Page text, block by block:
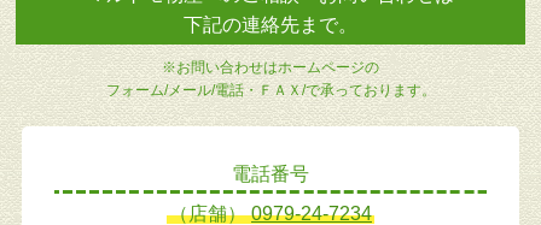
下記の連絡先まで。
※お問い合わせはホームページの
フォーム/メール/電話・ＦＡＸ/で承っております。
電話番号
（店舗）0979-24-7234